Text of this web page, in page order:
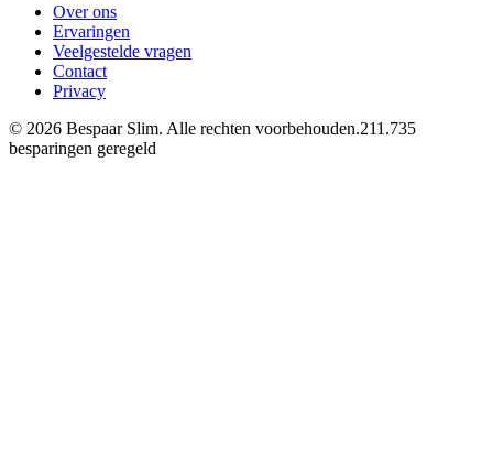
Over ons
Ervaringen
Veelgestelde vragen
Contact
Privacy
© 2026 Bespaar Slim. Alle rechten voorbehouden.211.735
besparingen geregeld